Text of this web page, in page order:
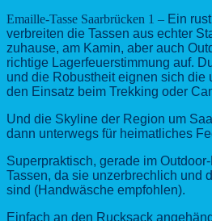
Emaille-Tasse Saarbrücken 1 – Ein
verbreiten die Tassen aus echter
zuhause, am Kamin, aber auch
richtige Lagerfeuerstimmung auf.
und die Robustheit eignen sich die
den Einsatz beim Trekking oder
Und die Skyline der Region um
dann unterwegs für heimatliches
Superpraktisch, gerade im
Tassen, da sie unzerbrechlich und
sind (Handwäsche empfohlen).
Einfach an den Rucksack